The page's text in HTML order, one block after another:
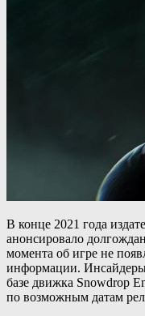
В конце 2021 года
анонсировало
момента об игре не
информации. Инсайдеры
базе движка Snowdrop
по возможным датам